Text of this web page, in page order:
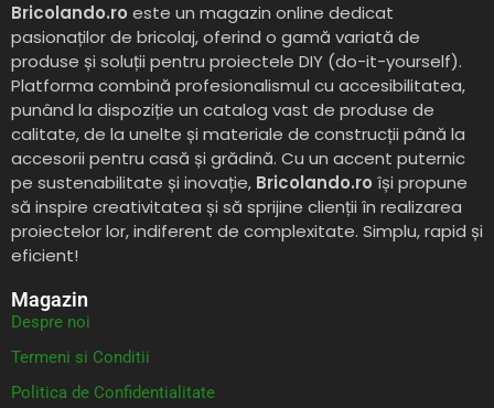
Bricolando.ro este un magazin online dedicat
pasionaților de bricolaj, oferind o gamă variată de
produse și soluții pentru proiectele DIY (do-it-yourself).
Platforma combină profesionalismul cu accesibilitatea,
punând la dispoziție un catalog vast de produse de
calitate, de la unelte și materiale de construcții până la
accesorii pentru casă și grădină. Cu un accent puternic
pe sustenabilitate și inovație, Bricolando.ro își propune
să inspire creativitatea și să sprijine clienții în realizarea
proiectelor lor, indiferent de complexitate. Simplu, rapid și
eficient!
Magazin
Despre noi
Termeni si Conditii
Politica de Confidentialitate